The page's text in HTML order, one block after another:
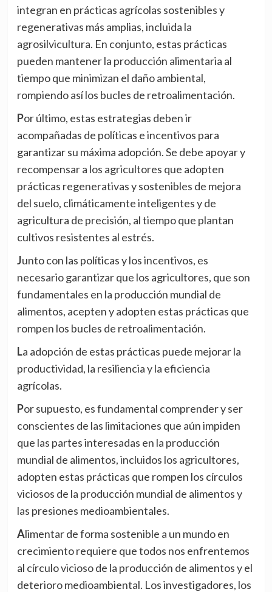
integran en prácticas agrícolas sostenibles y
regenerativas más amplias, incluida la
agrosilvicultura. En conjunto, estas prácticas
pueden mantener la producción alimentaria al
tiempo que minimizan el daño ambiental,
rompiendo así los bucles de retroalimentación.
Por último, estas estrategias deben ir
acompañadas de políticas e incentivos para
garantizar su máxima adopción. Se debe apoyar y
recompensar a los agricultores que adopten
prácticas regenerativas y sostenibles de mejora
del suelo, climáticamente inteligentes y de
agricultura de precisión, al tiempo que plantan
cultivos resistentes al estrés.
Junto con las políticas y los incentivos, es
necesario garantizar que los agricultores, que son
fundamentales en la producción mundial de
alimentos, acepten y adopten estas prácticas que
rompen los bucles de retroalimentación.
La adopción de estas prácticas puede mejorar la
productividad, la resiliencia y la eficiencia
agrícolas.
Por supuesto, es fundamental comprender y ser
conscientes de las limitaciones que aún impiden
que las partes interesadas en la producción
mundial de alimentos, incluidos los agricultores,
adopten estas prácticas que rompen los círculos
viciosos de la producción mundial de alimentos y
las presiones medioambientales.
Alimentar de forma sostenible a un mundo en
crecimiento requiere que todos nos enfrentemos
al círculo vicioso de la producción de alimentos y el
deterioro medioambiental. Los investigadores, los